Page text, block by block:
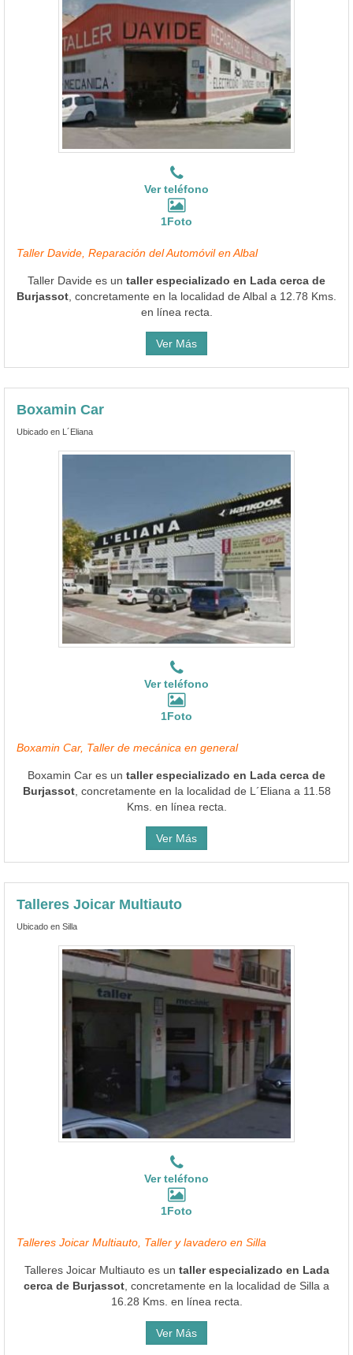
Ver teléfono
1Foto
Taller Davide, Reparación del Automóvil en Albal
Taller Davide es un taller especializado en Lada cerca de
Burjassot , concretamente en la localidad de Albal a 12.78 Kms.
en línea recta.
Ver Más
Boxamin Car
Ubicado en L´Eliana
Ver teléfono
1Foto
Boxamin Car, Taller de mecánica en general
Boxamin Car es un taller especializado en Lada cerca de
Burjassot, concretamente en la localidad de L´Eliana a 11.58
Kms. en línea recta.
Ver Más
Talleres Joicar Multiauto
Ubicado en Silla
Ver teléfono
1Foto
Talleres Joicar Multiauto, Taller y lavadero en Silla
Talleres Joicar Multiauto es un taller especializado en Lada
cerca de Burjassot , concretamente en la localidad de Silla a
16.28 Kms. en línea recta.
Ver Más